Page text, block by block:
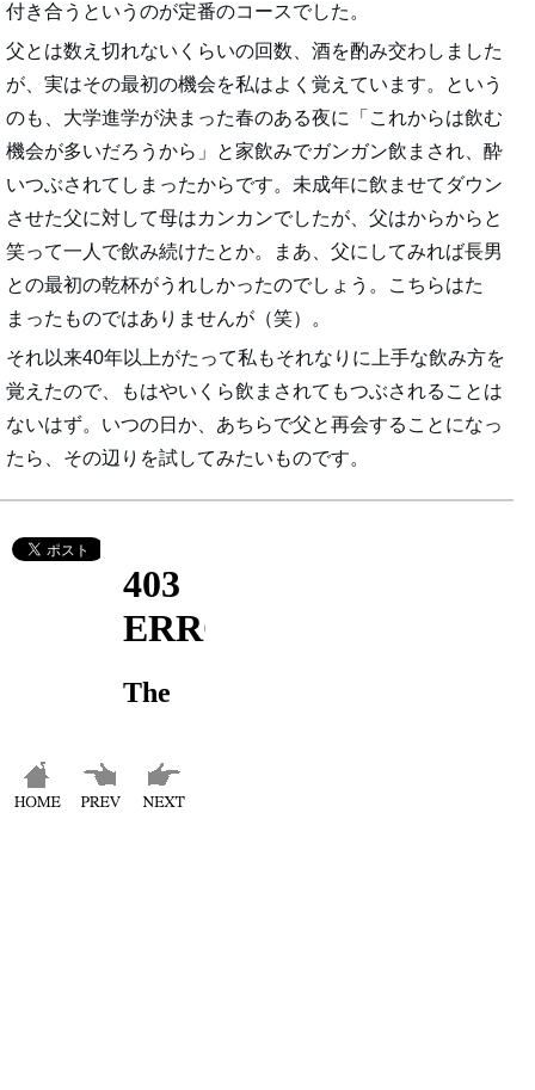
付き合うというのが定番のコースでした。
父とは数え切れないくらいの回数、酒を酌み交わしました
が、実はその最初の機会を私はよく覚えています。という
のも、大学進学が決まった春のある夜に「これからは飲む
機会が多いだろうから」と家飲みでガンガン飲まされ、酔
いつぶされてしまったからです。未成年に飲ませてダウン
させた父に対して母はカンカンでしたが、父はからからと
笑って一人で飲み続けたとか。まあ、父にしてみれば長男
との最初の乾杯がうれしかったのでしょう。こちらはた
まったものではありませんが（笑）。
それ以来40年以上がたって私もそれなりに上手な飲み方を
覚えたので、もはやいくら飲まされてもつぶされることは
ないはず。いつの日か、あちらで父と再会することになっ
たら、その辺りを試してみたいものです。